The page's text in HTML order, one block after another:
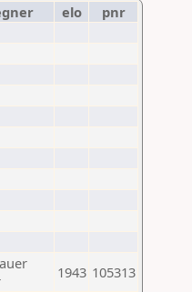
elo
pnr
1943 105313